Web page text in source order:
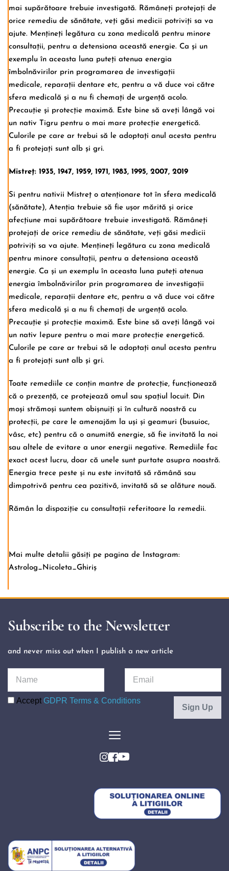
mai supărătoare trebuie investigată. Rămâneți protejați de
orice remediu de sănătate, veți găsi medicii potriviți sa va
ajute. Mențineți legătura cu zona medicală pentru minore
consultații, pentru a detensiona această energie. Ca și un
exemplu în aceasta luna puteți atenua energia
îmbolnăvirilor prin programarea de investigații
medicale, reparații dentare etc, pentru a vă duce voi către
sfera medicală și a nu fi chemați de urgență acolo.
Precauție și protecție maximă. Este bine să aveți lângă voi
un nativ Tigru pentru o mai mare protecție energetică.
Culorile pe care ar trebui să le adoptați anul acesta pentru
a fi protejați sunt alb și gri.
Mistreț: 1935, 1947, 1959, 1971, 1983, 1995, 2007, 2019
Si pentru nativii Mistreț o atenționare tot în sfera medicală
(sănătate), Atenția trebuie să fie ușor mărită și orice
afecțiune mai supărătoare trebuie investigată. Rămâneți
protejați de orice remediu de sănătate, veți găsi medicii
potriviți sa va ajute. Mențineți legătura cu zona medicală
pentru minore consultații, pentru a detensiona această
energie. Ca și un exemplu în aceasta luna puteți atenua
energia îmbolnăvirilor prin programarea de investigații
medicale, reparații dentare etc, pentru a vă duce voi către
sfera medicală și a nu fi chemați de urgență acolo.
Precauție și protecție maximă. Este bine să aveți lângă voi
un nativ Iepure pentru o mai mare protecție energetică.
Culorile pe care ar trebui să le adoptați anul acesta pentru
a fi protejați sunt alb și gri.
Toate remediile ce conțin mantre de protecție, funcționează
că o prezență, ce protejează omul sau spațiul locuit. Din
moși strămoși suntem obișnuiți și în cultură noastră cu
protecții, pe care le amenajăm la uși și geamuri (busuioc,
vâsc, etc) pentru că o anumită energie, să fie invitată la noi
sau altele de evitare a unor energii negative. Remediile fac
exact acest lucru, doar că unele sunt purtate asupra noastră.
Energia trece peste și nu este invitată să rămână sau
dimpotrivă pentru cea pozitivă, invitată să se alăture nouă.
Rămân la dispoziție cu consultații referitoare la remedii.
Mai multe detalii găsiți pe pagina de Instagram:
Astrolog_Nicoleta_Ghiriș
Subscribe to the Newsletter
and never miss out when I publish a new article
Accept GDPR Terms & Conditions